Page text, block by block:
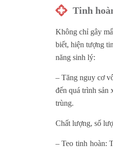
Tinh
Không chỉ gây
biết, hiện tượng
năng sinh lý:
– Tăng nguy cơ
đến quá trình
trùng.
Chất lượng, số
– Teo tinh hoàn: